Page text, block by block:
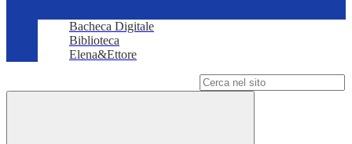
Bacheca Digitale
Biblioteca
Elena&Ettore